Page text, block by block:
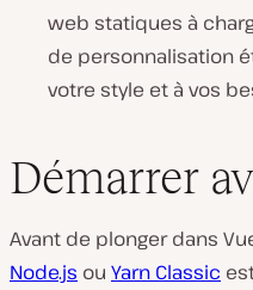
web statiques à
de personnalisation
votre style et à vos
Démarrer
Avant de plonger dans
Node.js ou Yarn Classic